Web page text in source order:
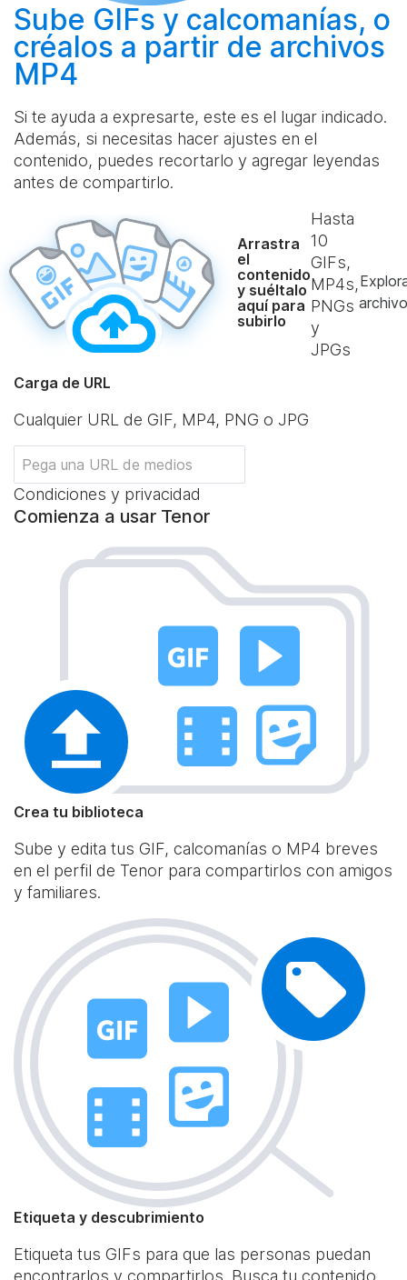
Sube GIFs y calcomanías, o
créalos a partir de archivos
MP4
Si te ayuda a expresarte, este es el lugar indicado.
Además, si necesitas hacer ajustes en el
contenido, puedes recortarlo y agregar leyendas
antes de compartirlo.
Arrastra
el
contenido
y suéltalo
aquí para
subirlo
Hasta
10
GIFs,
MP4s,
PNGs
y
JPGs
Carga de URL
Cualquier URL de GIF, MP4, PNG o JPG
Condiciones y privacidad
Comienza a usar Tenor
Crea tu biblioteca
Sube y edita tus GIF, calcomanías o MP4 breves
en el perfil de Tenor para compartirlos con amigos
y familiares.
Etiqueta y descubrimiento
Etiqueta tus GIFs para que las personas puedan
encontrarlos y compartirlos. Busca tu contenido